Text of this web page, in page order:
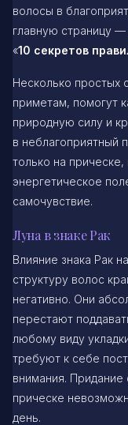
волосы в
главную страницу —
«10 секретов
Несколько простых
приметам, помогут
природную силу и
в неблагоприятный
только на
энергетическое
самочувствие.
Луна в знаке Рак
Влияние знака Рак на
структуру волос
негативно. Они
перестают
любому виду
требуют к себе
внимания.
прическе
день.